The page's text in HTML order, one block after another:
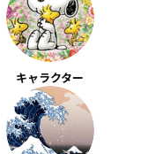
キャラクター